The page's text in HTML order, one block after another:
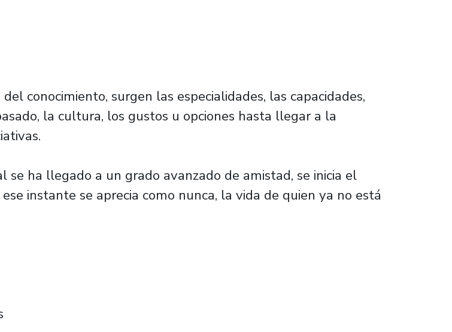
conocimiento, surgen las especialidades, las capacidades,
la cultura, los gustos u opciones hasta llegar a la
ha llegado a un grado avanzado de amistad, se inicia el
instante se aprecia como nunca, la vida de quien ya no está
de José Luis Cárdenas Núñez (QEPD) 1948 – 2021. Vuela alto